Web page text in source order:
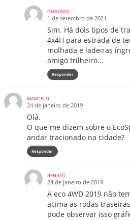
GUSTAVO
1 de setembro de 2021
Sim. Há dois tipos de
4x4H para estrada de
molhada e ladeiras
amigo trilheiro…
Responder
MARCELO
24 de janeiro de 2019
Olá,
O que me dizem sobre o
andar tracionado na cidade?
Responder
RENATO
24 de janeiro de 2019
A eco 4WD 2019 não
acima as rodas
pode observar isso